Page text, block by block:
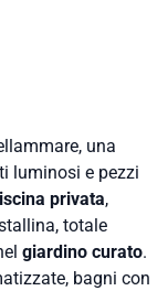
una
luminosi e pezzi
privata,
totale
giardino curato.
bagni con